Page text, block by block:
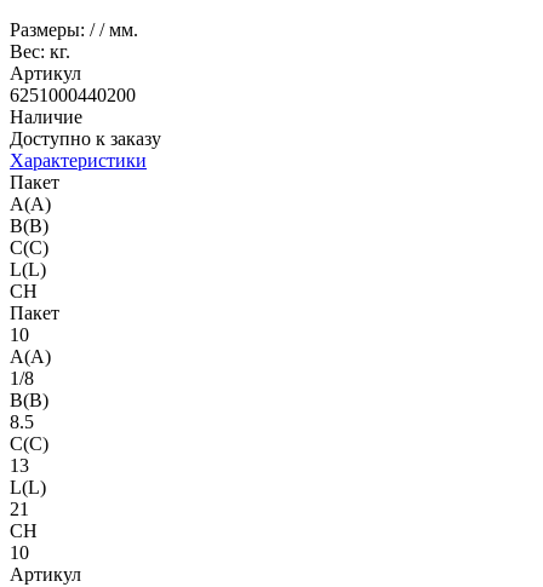
Размеры: //мм.
Вес: кг.
Артикул
6251000440200
Наличие
Доступно к заказу
Характеристики
Пакет
A(A)
B(B)
C(C)
L(L)
CH
Пакет
10
A(A)
1/8
B(B)
8.5
C(C)
13
L(L)
21
CH
10
Артикул